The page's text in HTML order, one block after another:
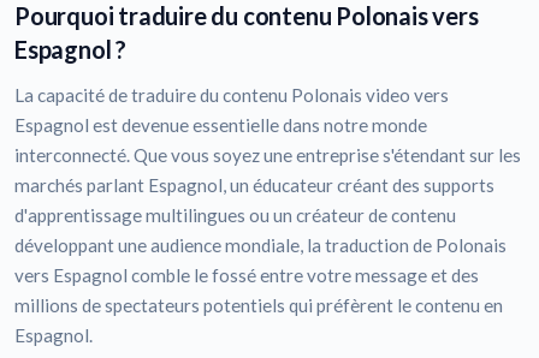
Pourquoi traduire du contenu Polonais vers
Espagnol ?
La capacité de traduire du contenu Polonais video vers
Espagnol est devenue essentielle dans notre monde
interconnecté. Que vous soyez une entreprise s'étendant sur les
marchés parlant Espagnol, un éducateur créant des supports
d'apprentissage multilingues ou un créateur de contenu
développant une audience mondiale, la traduction de Polonais
vers Espagnol comble le fossé entre votre message et des
millions de spectateurs potentiels qui préfèrent le contenu en
Espagnol.